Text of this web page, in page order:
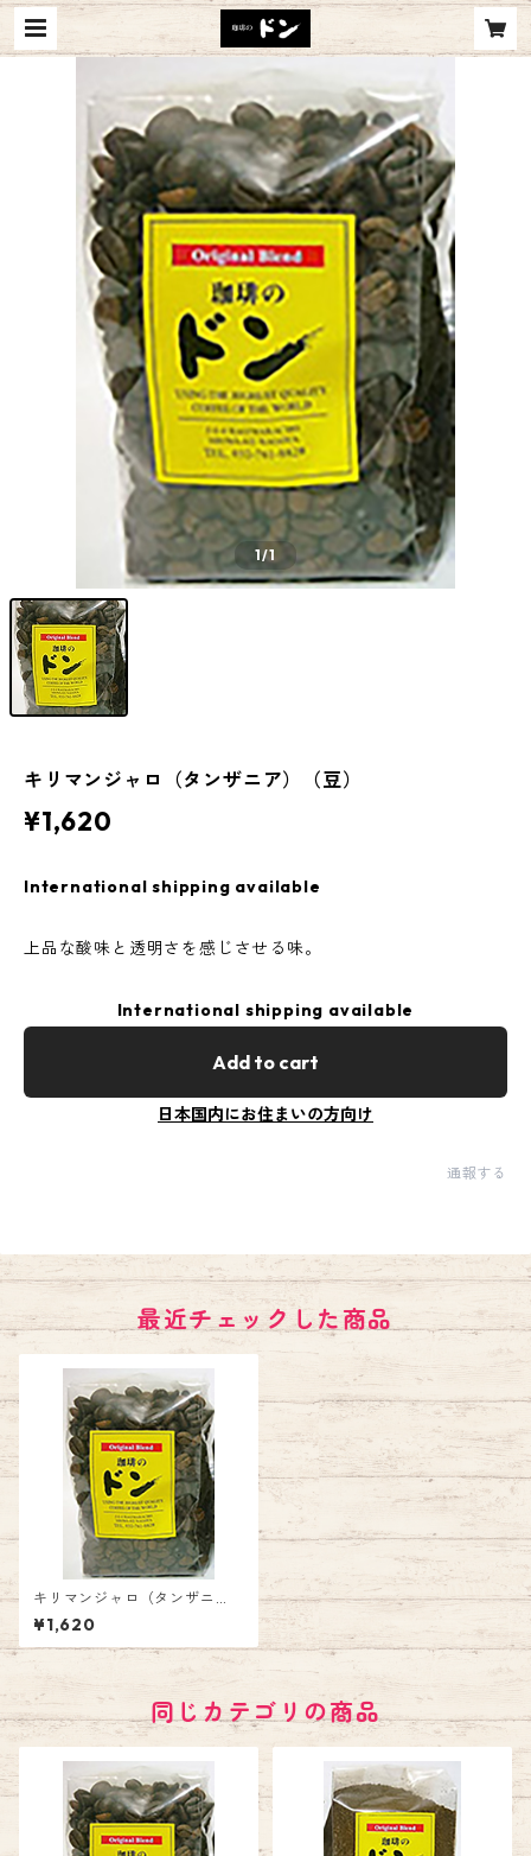
1/1
キリマンジャロ（タンザニア）（豆）
¥1,620
International shipping available
上品な酸味と透明さを感じさせる味。
International shipping available
Add to cart
日本国内にお住まいの方向け
通報する
最近チェックした商品
キリマンジャロ（タンザニ
ア）（豆）
¥1,620
同じカテゴリの商品